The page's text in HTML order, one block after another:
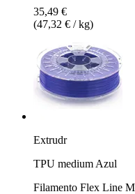
35,49 €
(47,32 € / kg)
Extrudr
TPU medium Azul
Filamento Flex Line